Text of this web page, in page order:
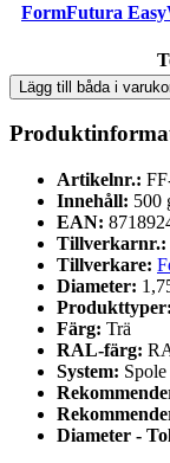
FormFutura
Lägg till båda i
Artikelnr.:
Innehåll: 500
EAN:
Tillverkarnr.:
Tillverkare:
Diameter:
Produkttyper:
Färg: Trä
RAL-färg:
System: Spole
Diameter -